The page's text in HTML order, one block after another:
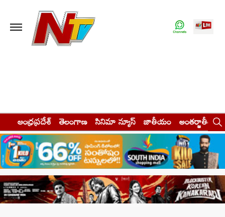
ఆంధ్రప్రదేశ్ తెలంగాణ సినిమా న్యూస్ జాతీయం అంతర్జాతీయం